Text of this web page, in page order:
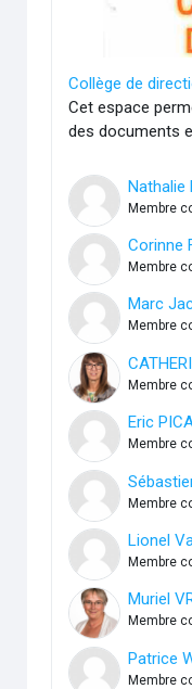
Collège de
Cet espace
des documents
Nathalie
Membre
Corinne
Membre
Marc
Membre
Membre
Eric
Membre
Membre
Lionel
Membre
Muriel
Membre
Patrice
Membre